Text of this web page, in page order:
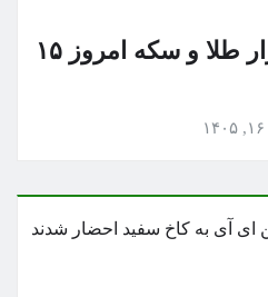
قیمت بازگشایی بازار طلا و سکه امروز ۱۵